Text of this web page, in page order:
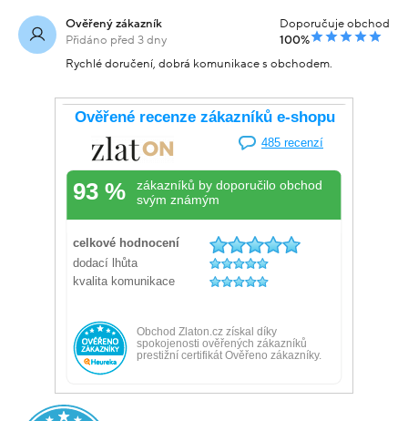
Ověřený zákazník
Přidáno před 3 dny
Doporučuje obchod
100%
Rychlé doručení, dobrá komunikace s obchodem.